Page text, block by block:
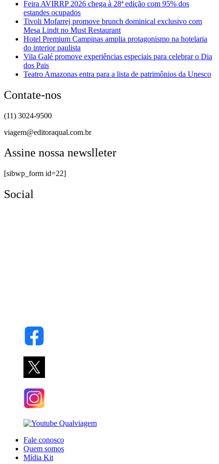
Feira AVIRRP 2026 chega à 28ª edição com 95% dos
estandes ocupados
Tivoli Mofarrej promove brunch dominical exclusivo com
Mesa Lindt no Must Restaurant
Hotel Premium Campinas amplia protagonismo na hotelaria
do interior paulista
Vila Galé promove experiências especiais para celebrar o Dia
dos Pais
Teatro Amazonas entra para a lista de patrimônios da Unesco
Contate-nos
(11) 3024-9500
viagem@editoraqual.com.br
Assine nossa newslleter
[sibwp_form id=22]
Social
Fale conosco
Quem somos
Mídia Kit